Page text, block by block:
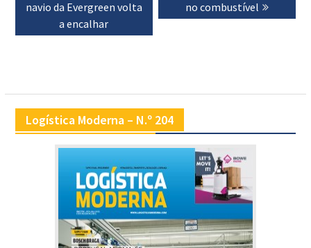
navio da Evergreen volta
a encalhar
no combustível
Logística Moderna – N.º 204